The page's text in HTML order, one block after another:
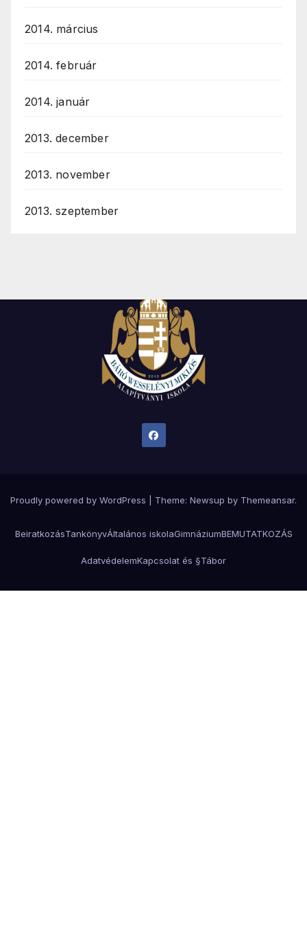
2014. március
2014. február
2014. január
2013. december
2013. november
2013. szeptember
Proudly powered by WordPress Theme: Newsup by Themeansar.
BeiratkozásTankönyvÁltalános iskolaGimnáziumBEMUTATKOZÁS
AdatvédelemKapcsolat és §Tábor